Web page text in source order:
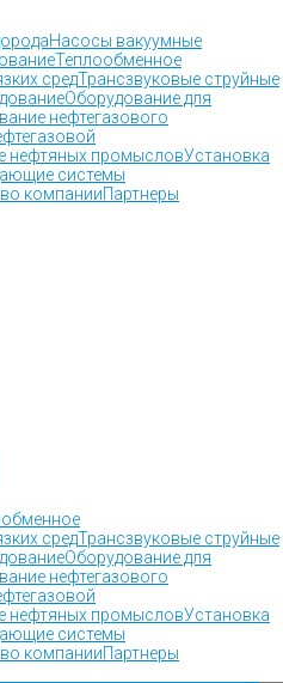
Насосы вакуумные
Теплообменное
средТрансзвуковые струйные
Оборудование для
нефтегазового
нефтяных промысловУстановка
системы
компанииПартнеры
средТрансзвуковые струйные
Оборудование для
нефтегазового
нефтяных промысловУстановка
системы
компанииПартнеры